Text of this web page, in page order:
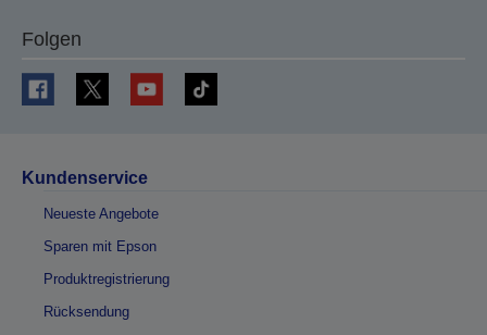
Folgen
Kundenservice
Neueste Angebote
Sparen mit Epson
Produktregistrierung
Rücksendung